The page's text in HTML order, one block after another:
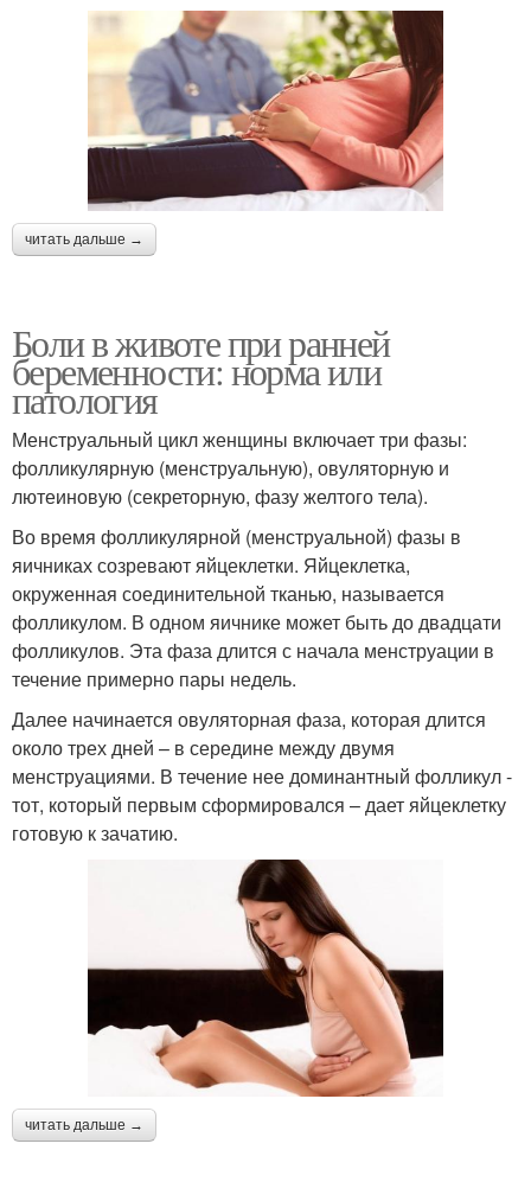
читать дальше →
Боли в животе при ранней
беременности: норма или
патология
Менструальный цикл женщины включает три фазы:
фолликулярную (менструальную), овуляторную и
лютеиновую (секреторную, фазу желтого тела).
Во время фолликулярной (менструальной) фазы в
яичниках созревают яйцеклетки. Яйцеклетка,
окруженная соединительной тканью, называется
фолликулом. В одном яичнике может быть до двадцати
фолликулов. Эта фаза длится с начала менструации в
течение примерно пары недель.
Далее начинается овуляторная фаза, которая длится
около трех дней – в середине между двумя
менструациями. В течение нее доминантный фолликул -
тот, который первым сформировался – дает яйцеклетку
готовую к зачатию.
читать дальше →